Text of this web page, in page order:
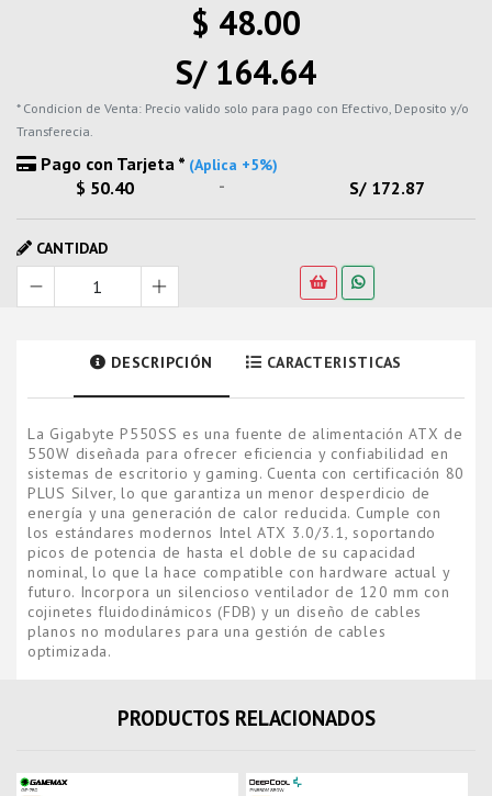
$ 48.00
S/ 164.64
* Condicion de Venta: Precio valido solo para pago con Efectivo, Deposito y/o
Transferecia.
Pago con Tarjeta * (Aplica +5%)
$ 50.40 - S/ 172.87
CANTIDAD
DESCRIPCIÓN CARACTERISTICAS
La Gigabyte P550SS es una fuente de alimentación ATX de
550W diseñada para ofrecer eficiencia y confiabilidad en
sistemas de escritorio y gaming. Cuenta con certificación 80
PLUS Silver, lo que garantiza un menor desperdicio de
energía y una generación de calor reducida. Cumple con
los estándares modernos Intel ATX 3.0/3.1, soportando
picos de potencia de hasta el doble de su capacidad
nominal, lo que la hace compatible con hardware actual y
futuro. Incorpora un silencioso ventilador de 120 mm con
cojinetes fluidodinámicos (FDB) y un diseño de cables
planos no modulares para una gestión de cables
optimizada.
PRODUCTOS RELACIONADOS